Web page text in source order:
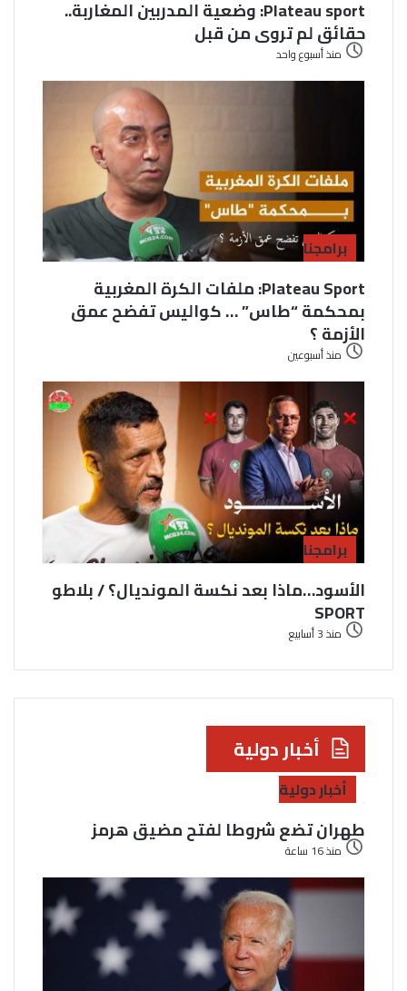
Plateau sport: وضعية المدربين المغاربة..
حقائق لم تروى من قبل
منذ أسبوع واحد
برامجنا
Plateau Sport: ملفات الكرة المغربية
بمحكمة “طاس” … كواليس تفضح عمق
الأزمة ؟
منذ أسبوعين
برامجنا
الأسود…ماذا بعد نكسة المونديال؟ / بلاطو
SPORT
منذ 3 أسابيع
أخبار دولية
أخبار دولية
طهران تضع شروطا لفتح مضيق هرمز
منذ 16 ساعة